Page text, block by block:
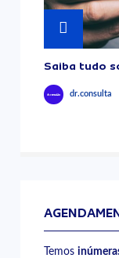
Saiba tudo
dr.consulta
Temos